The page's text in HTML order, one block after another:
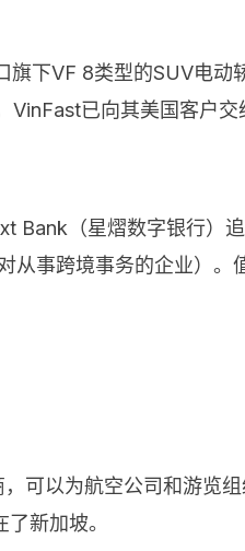
下VF 8类型的SUV电动
已向其美国客户交
Bank（星熠数字银行）
从事跨境事务的企业）。
可以为航空公司和游览
新加坡。